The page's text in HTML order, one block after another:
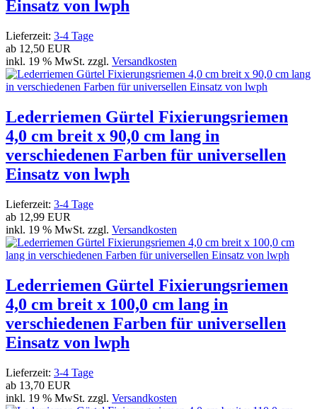
Einsatz von lwph
Lieferzeit: 3-4 Tage
ab 12,50 EUR
inkl. 19 % MwSt. zzgl. Versandkosten
Lederriemen Gürtel Fixierungsriemen
4,0 cm breit x 90,0 cm lang in
verschiedenen Farben für universellen
Einsatz von lwph
Lieferzeit: 3-4 Tage
ab 12,99 EUR
inkl. 19 % MwSt. zzgl. Versandkosten
Lederriemen Gürtel Fixierungsriemen
4,0 cm breit x 100,0 cm lang in
verschiedenen Farben für universellen
Einsatz von lwph
Lieferzeit: 3-4 Tage
ab 13,70 EUR
inkl. 19 % MwSt. zzgl. Versandkosten